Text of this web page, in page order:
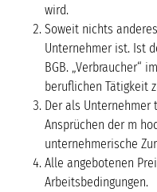
wird.
Soweit nichts
Unternehmer ist. Ist
BGB. „Verbraucher“
beruflichen Tätigkeit
Der als Unternehmer
Ansprüchen der m
unternehmerische
Alle angebotenen
Arbeitsbedingungen.